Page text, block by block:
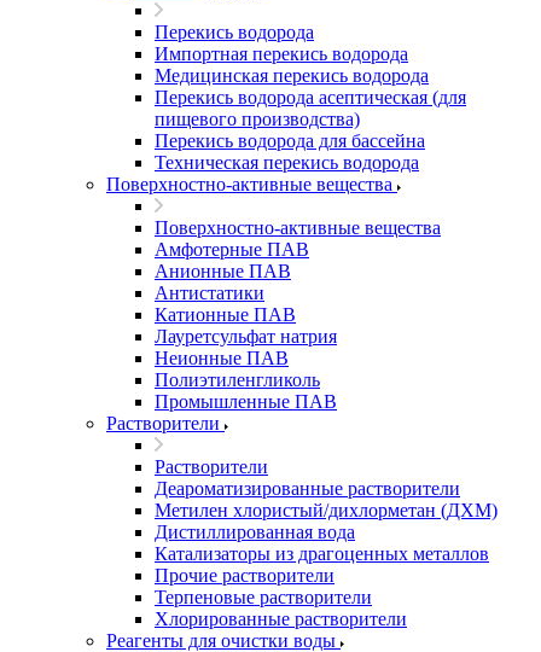
Перекись водорода
Импортная перекись водорода
Медицинская перекись водорода
Перекись водорода асептическая (для
пищевого производства)
Перекись водорода для бассейна
Техническая перекись водорода
Поверхностно-активные вещества
Поверхностно-активные вещества
Амфотерные ПАВ
Анионные ПАВ
Антистатики
Катионные ПАВ
Лауретсульфат натрия
Неионные ПАВ
Полиэтиленгликоль
Промышленные ПАВ
Растворители
Растворители
Деароматизированные растворители
Метилен хлористый/дихлорметан (ДХМ)
Дистиллированная вода
Катализаторы из драгоценных металлов
Прочие растворители
Терпеновые растворители
Хлорированные растворители
Реагенты для очистки воды